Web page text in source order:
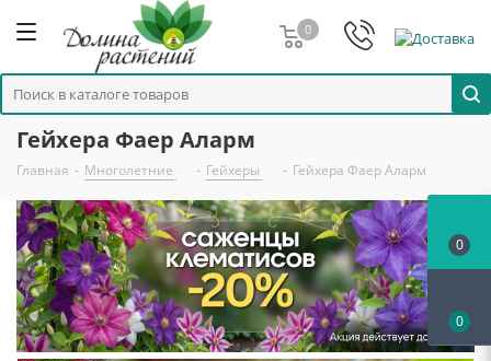
0
Гейхера Фаер Аларм
Главная - Многолетние - Гейхеры - Гейхера Фаер Аларм
0
0